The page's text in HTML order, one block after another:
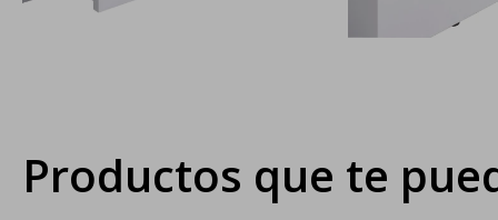
Productos que te